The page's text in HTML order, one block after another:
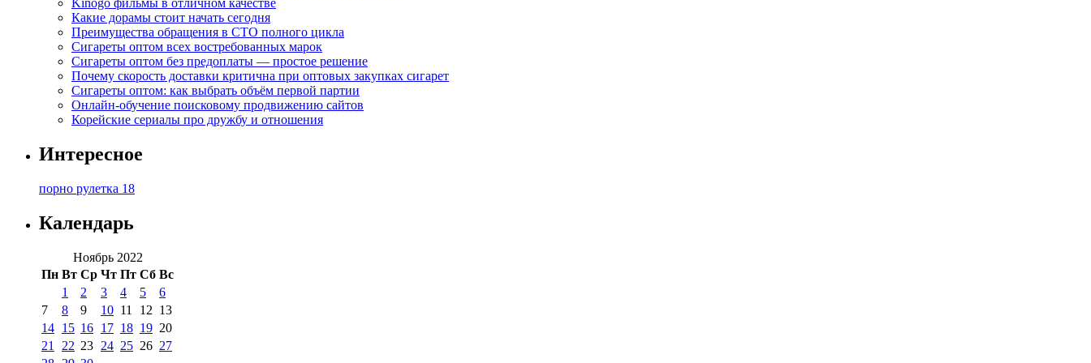
Kinogo фильмы в отличном качестве
Какие дорамы стоит начать сегодня
Преимущества обращения в СТО полного цикла
Сигареты оптом всех востребованных марок
Сигареты оптом без предоплаты — простое решение
Почему скорость доставки критична при оптовых закупках сигарет
Сигареты оптом: как выбрать объём первой партии
Онлайн-обучение поисковому продвижению сайтов
Корейские сериалы про дружбу и отношения
Интересное
порно рулетка 18
Календарь
Ноябрь 2022
Пн Вт Ср Чт Пт Сб Вс
1
2 3 4 5
6
7
8 9 10 11 12 13
14 15 16 17 18 19 20
21
22 23 24 25 26 27